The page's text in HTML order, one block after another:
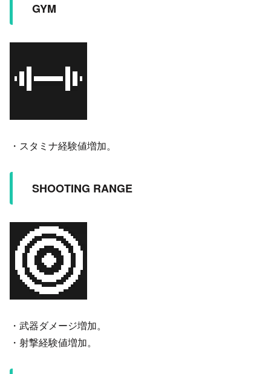
GYM
・スタミナ経験値増加。
SHOOTING RANGE
・武器ダメージ増加。
・射撃経験値増加。